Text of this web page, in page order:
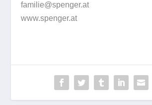
familie@spenger.at
www.spenger.at